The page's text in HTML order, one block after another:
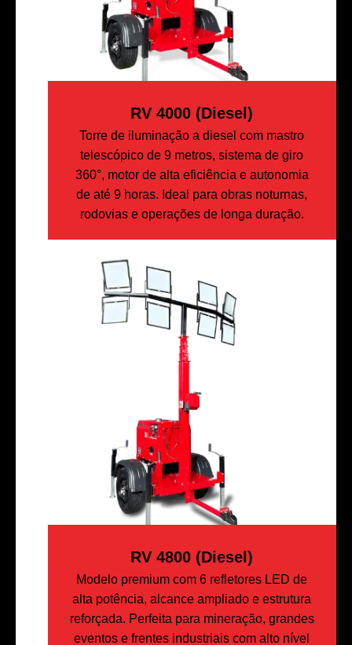
RV 4000 (diesel)
Torre de iluminação a diesel com mastro
telescópico de 9 metros, sistema de giro
360°, motor de alta eficiência e autonomia
de até 9 horas. Ideal para obras noturnas,
rodovias e operações de longa duração.
RV 4800 (Diesel)
Modelo premium com 6 refletores LED de
alta potência, alcance ampliado e estrutura
reforçada. Perfeita para mineração, grandes
eventos e frentes industriais com alto nível